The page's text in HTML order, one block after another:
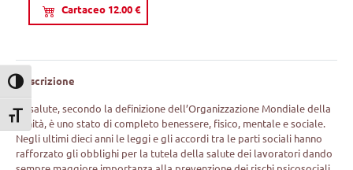
Attiva/disattiva alto contrasto
Attiva/disattiva dimensione testo
Cartaceo 12.00 €
Descrizione
La salute, secondo la definizione dell’Organizzazione Mondiale della
Sanità, è uno stato di completo benessere, fisico, mentale e sociale.
Negli ultimi dieci anni le leggi e gli accordi tra le parti sociali hanno
rafforzato gli obblighi per la tutela della salute dei lavoratori dando